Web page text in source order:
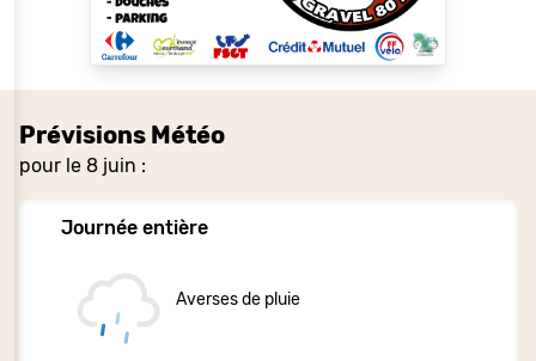
Prévisions Météo
pour le 8 juin :
Journée entière
Averses de pluie